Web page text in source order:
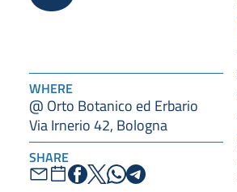
WHERE
@ Orto Botanico ed Erbario
Via Irnerio 42, Bologna
SHARE